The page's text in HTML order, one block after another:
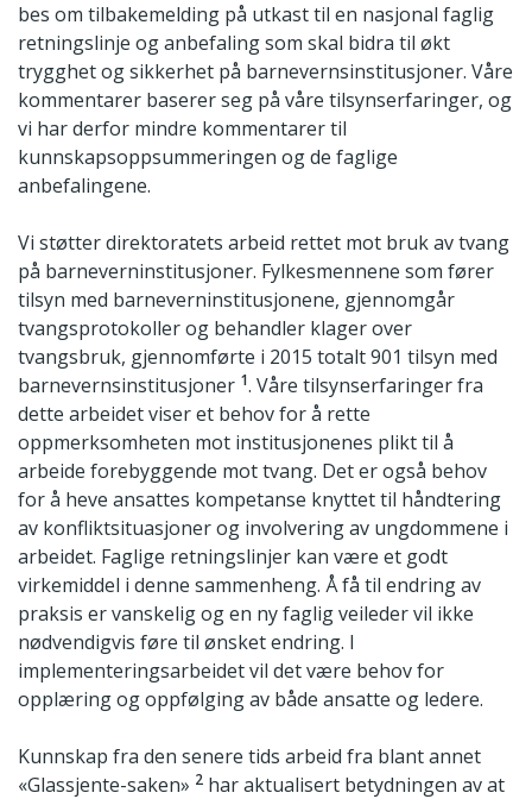
bes om tilbakemelding på utkast til en nasjonal faglig
retningslinje og anbefaling som skal bidra til økt
trygghet og sikkerhet på barnevernsinstitusjoner. Våre
kommentarer baserer seg på våre tilsynserfaringer, og
vi har derfor mindre kommentarer til
kunnskapsoppsummeringen og de faglige
anbefalingene.
Vi støtter direktoratets arbeid rettet mot bruk av tvang
på barneverninstitusjoner. Fylkesmennene som fører
tilsyn med barneverninstitusjonene, gjennomgår
tvangsprotokoller og behandler klager over
tvangsbruk, gjennomførte i 2015 totalt 901 tilsyn med
barnevernsinstitusjoner 1. Våre tilsynserfaringer fra
dette arbeidet viser et behov for å rette
oppmerksomheten mot institusjonenes plikt til å
arbeide forebyggende mot tvang. Det er også behov
for å heve ansattes kompetanse knyttet til håndtering
av konfliktsituasjoner og involvering av ungdommene i
arbeidet. Faglige retningslinjer kan være et godt
virkemiddel i denne sammenheng. Å få til endring av
praksis er vanskelig og en ny faglig veileder vil ikke
nødvendigvis føre til ønsket endring. I
implementeringsarbeidet vil det være behov for
opplæring og oppfølging av både ansatte og ledere.
Kunnskap fra den senere tids arbeid fra blant annet
«Glassjente-saken» 2 har aktualisert betydningen av at